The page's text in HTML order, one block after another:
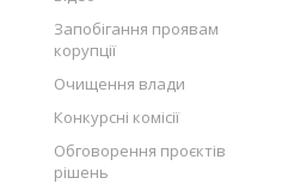
Запобігання проявам
корупції
Очищення влади
Конкурсні комісії
Обговорення проєктів
рішень